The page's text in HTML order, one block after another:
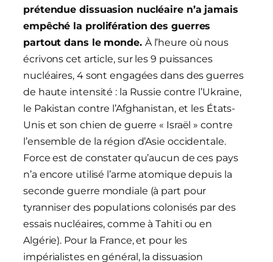
prétendue dissuasion nucléaire n’a jamais
empêché la prolifération des guerres
partout dans le monde. À l’heure où nous
écrivons cet article, sur les 9 puissances
nucléaires, 4 sont engagées dans des guerres
de haute intensité : la Russie contre l’Ukraine,
le Pakistan contre l’Afghanistan, et les États-
Unis et son chien de guerre « Israël » contre
l’ensemble de la région d’Asie occidentale.
Force est de constater qu’aucun de ces pays
n’a encore utilisé l’arme atomique depuis la
seconde guerre mondiale (à part pour
tyranniser des populations colonisés par des
essais nucléaires, comme à Tahiti ou en
Algérie). Pour la France, et pour les
impérialistes en général, la dissuasion